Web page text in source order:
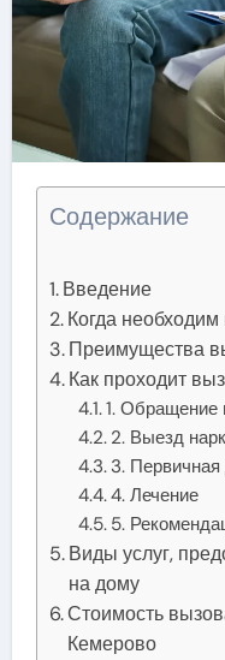
Содержание
Введение
Когда
Преимущества
Как проходит
1. Обращение
2. Выезд
3. Первичная
4. Лечение
5.
Виды услуг,
на дому
Стоимость
Кемерово